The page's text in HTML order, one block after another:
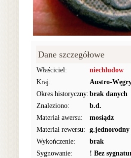
Dane szczegółowe
Właściciel:
niechludow
Kraj:
Austro-
Okres historyczny: brak danych
Znaleziono:
b.d.
Materiał awersu:
mosiądz
Materiał rewersu:
g.jednorodny
Wykończenie:
brak
Sygnowanie:
! Bez